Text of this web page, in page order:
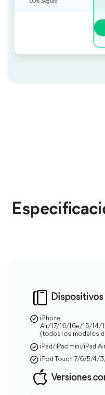
iPhone
Air/17/16/16e/15/
(todos los modelos
iPad/iPad mini/iPad
iPod Touch 7/6/5/4/
Versiones